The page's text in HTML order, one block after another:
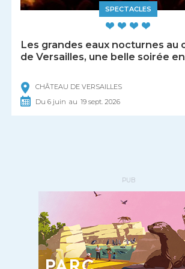
SPECTACLES
Les grandes eaux nocturnes au
de Versailles, une belle soirée
CHÂTEAU DE VERSAILLES
Du 6 juin au 19 sept.2026
PUB